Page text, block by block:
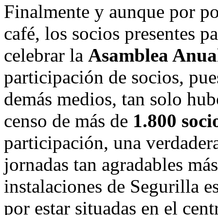
Finalmente y aunque por
café, los socios presentes
celebrar la Asamblea
participación de socios,
demás medios, tan solo
censo de más de 1.800
participación, una
jornadas tan agradables
instalaciones de Segurilla
por estar situadas en el